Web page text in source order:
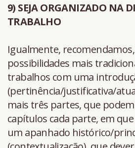
9) SEJA ORGANIZADO NA
TRABALHO
Igualmente,
possibilidades mais
trabalhos com uma
(pertinência/justificativa/
mais três partes, que
capítulos cada parte, em
um apanhado histórico/